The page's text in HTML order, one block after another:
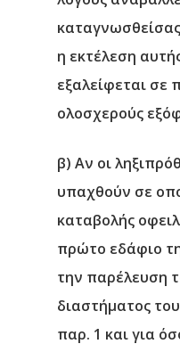
η εκτέλεση
εξαλείφεται σε
ολοσχερούς
β) Αν οι
υπαχθούν σε
καταβολής
πρώτο εδάφιο
την παρέλευση
διαστήματος
παρ. 1 και για